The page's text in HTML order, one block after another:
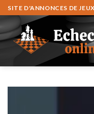
Zum
Inhalt
springen
SITE D'ANNONCES DE